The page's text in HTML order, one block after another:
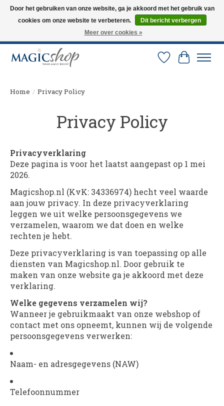
Altijd de nieuwste trucs op voorraad. Snelle verzending via PostNL en DHL.
Langskomen in onze winkel? Bel of mail om een afspraak te maken. 0251-
Verlanglijst
Home / Privacy Policy
Privacy Policy
Privacyverklaring
Deze pagina is voor het laatst aangepast op 1 mei
2026.
Magicshop.nl (KvK: 34336974) hecht veel waarde
aan jouw privacy. In deze privacyverklaring
leggen we uit welke persoonsgegevens we
verzamelen, waarom we dat doen en welke
rechten je hebt.
Deze privacyverklaring is van toepassing op alle
diensten van Magicshop.nl. Door gebruik te
maken van onze website ga je akkoord met deze
verklaring.
Welke gegevens verzamelen wij?
Wanneer je gebruikmaakt van onze webshop of
contact met ons opneemt, kunnen wij de volgende
persoonsgegevens verwerken:
Naam- en adresgegevens (NAW)
Telefoonnummer
Door het gebruiken van onze website, ga je akkoord met het gebruik van
cookies om onze website te verbeteren.
Dit bericht verbergen
Meer over cookies »